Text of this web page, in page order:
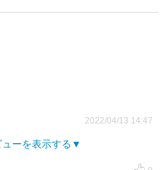
2022/04/13 14:47
ーを表示する